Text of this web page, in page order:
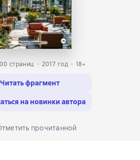
страниц 2017 год 18+
Читать фрагмент
на новинки автора
прочитанной